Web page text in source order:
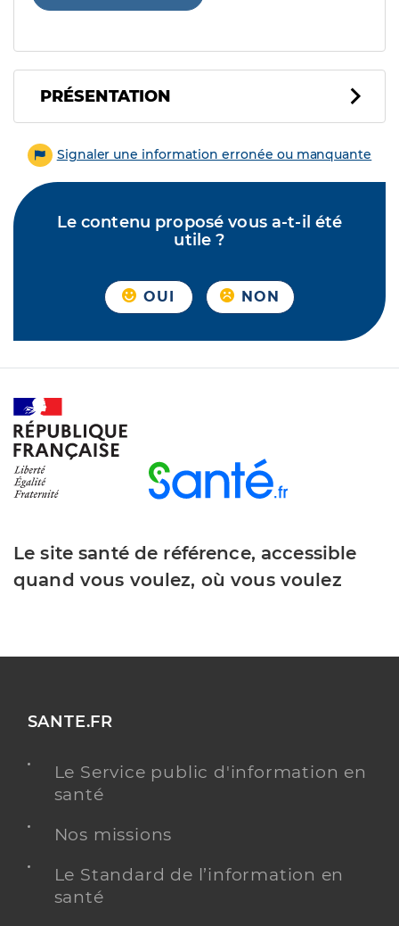
PRÉSENTATION
Signaler une information erronée ou manquante
Le contenu proposé vous a-t-il été
utile ?
OUI NON
Le site santé de référence, accessible
quand vous voulez, où vous voulez
SANTE.FR
Le Service public d'information en
santé
Nos missions
Le Standard de l’information en
santé